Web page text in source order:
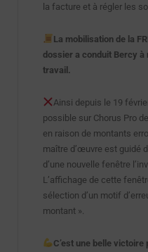
la facture et à régler les
La mobilisation de la
dossier a conduit Bercy à
travail.
Ainsi depuis le 19
possible sur Chorus Pro
en raison de montants
maître d’œuvre est guidé
d’une nouvelle fenêtre
L’affichage de cette
sélection d’un motif
montant ».
C’est une belle